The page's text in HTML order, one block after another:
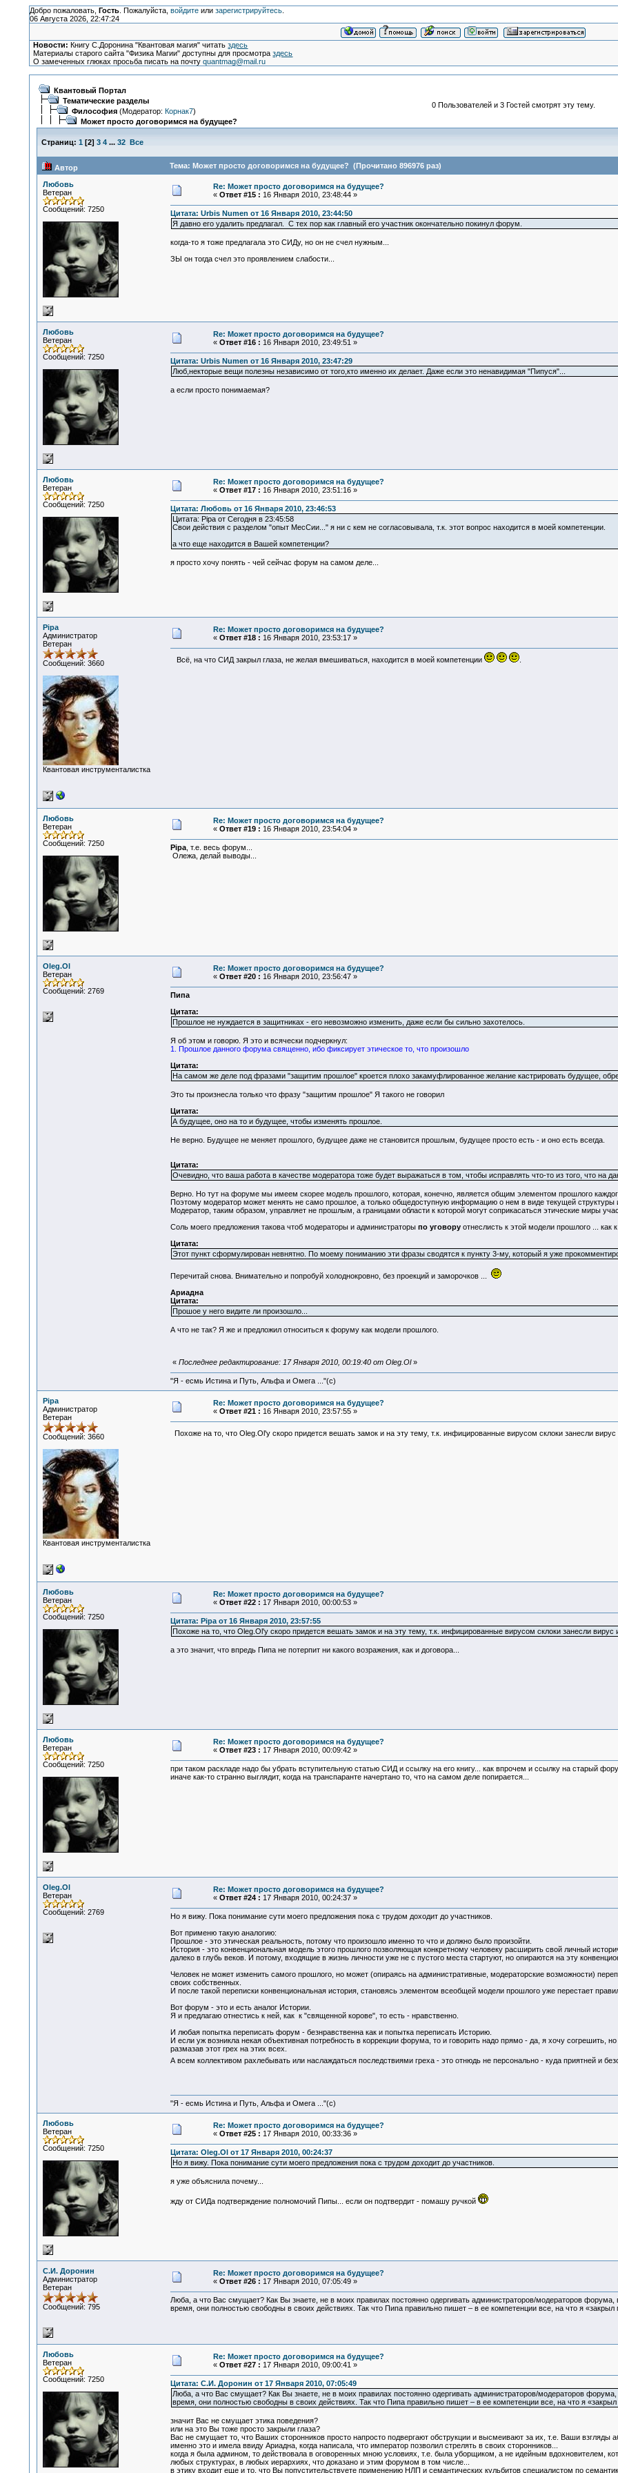
Добро пожаловать, Гость. Пожалуйста, войдитеили зарегистрируйтесь.
06 Августа 2026, 22:47:24
Новости: Книгу С.Доронина "Квантовая магия" читатьздесь
Материалы старого сайта "Физика Магии" доступны для просмотраздесь
О замеченных глюках просьба писать на почтуquantmag@mail.ru
Квантовый Портал
Тематические разделы
Философия(Модератор: Корнак7)
Может просто договоримся на будущее?
0 Пользователей и 3 Гостей смотрят эту тему.
Страниц: 1 [2] 3 4 ... 32 Все
Автор Тема: Может просто договоримся на будущее? (Прочитано 896976 раз)
Любовь
Ветеран
Сообщений: 7250
Re: Может просто договоримся на будущее?
« Ответ #15 : 16 Января 2010, 23:48:44 »
Цитата: Urbis Numen от 16 Января 2010, 23:44:50
Я давно его удалить предлагал. С тех пор как главный его участник окончательно покинул форум.
когда-то я тоже предлагала это СИДу, но он не счел нужным...
ЗЫ он тогда счел это проявлением слабости...
Любовь
Ветеран
Сообщений: 7250
Re: Может просто договоримся на будущее?
« Ответ #16 : 16 Января 2010, 23:49:51 »
Цитата: Urbis Numen от 16 Января 2010, 23:47:29
Люб,некторые вещи полезны независимо от того,кто именно их делает. Даже если это ненавидимая "Пипуся"...
а если просто понимаемая?
Любовь
Ветеран
Сообщений: 7250
Re: Может просто договоримся на будущее?
« Ответ #17 : 16 Января 2010, 23:51:16 »
Цитата: Любовь от 16 Января 2010, 23:46:53
Цитата: Pipa от Сегодня в 23:45:58
Свои действия с разделом "опыт МесСии..." я ни с кем не согласовывала, т.к. этот вопрос находится в моей компетенции.
а что еще находится в Вашей компетенции?
я просто хочу понять - чей сейчас форум на самом деле...
Pipa
Администратор
Ветеран
Сообщений: 3660
Квантовая инструменталистка
Re: Может просто договоримся на будущее?
« Ответ #18 : 16 Января 2010, 23:53:17 »
Всё, на что СИД закрыл глаза, не желая вмешиваться, находится в моей компетенции .
Любовь
Ветеран
Сообщений: 7250
Re: Может просто договоримся на будущее?
« Ответ #19 : 16 Января 2010, 23:54:04 »
Pipa, т.е. весь форум...
Олежа, делай выводы...
Oleg.Ol
Ветеран
Сообщений: 2769
Re: Может просто договоримся на будущее?
« Ответ #20 : 16 Января 2010, 23:56:47 »
Пипа
Цитата:
Прошлое не нуждается в защитниках - его невозможно изменить, даже если бы сильно захотелось.
Я об этом и говорю. Я это и всячески подчеркнул:
1. Прошлое данного форума священно, ибо фиксирует этическое то, что произошло
Цитата:
На самом же деле под фразами "защитим прошлое" кроется плохо закамуфлированное желание кастрировать будущее,
Это ты произнесла только что фразу "защитим прошлое" Я такого не говорил
Цитата:
А будущее, оно на то и будущее, чтобы изменять прошлое.
Не верно. Будущее не меняет прошлого, будущее даже не становится прошлым, будущее просто есть - и оно есть всегда.
Цитата:
Очевидно, что ваша работа в качестве модератора тоже будет выражаться в том, чтобы исправлять что-то из того, что на
Верно. Но тут на форуме мы имеем скорее модель прошлого, которая, конечно, является общим элементом прошлого
Поэтому модератор может менять не само прошлое, а только общедоступную информацию о нем в виде текущей структуры
Модератор, таким образом, управляет не прошлым, а границами области к которой могут соприкасаться этические миры
Соль моего предложения такова чтоб модераторы и администраторы по уговоруотнеслисть к этой модели прошлого ... как
Цитата:
Этот пункт сформулирован невнятно. По моему пониманию эти фразы сводятся к пункту 3-му, который я уже
Перечитай снова. Внимательно и попробуй холоднокровно, без проекций и заморочков ...
Ариадна
Цитата:
Прошое у него видите ли произошло...
А что не так? Я же и предложил относиться к форуму как модели прошлого.
« Последнее редактирование: 17 Января 2010, 00:19:40 от Oleg.Ol»
"Я - есмь Истина и Путь, Альфа и Омега ..."(с)
Pipa
Администратор
Ветеран
Сообщений: 3660
Квантовая инструменталистка
Re: Может просто договоримся на будущее?
« Ответ #21 : 16 Января 2010, 23:57:55 »
Похоже на то, что Oleg.Ol'у скоро придется вешать замок и на эту тему, т.к. инфицированные вирусом склоки занесли
Любовь
Ветеран
Сообщений: 7250
Re: Может просто договоримся на будущее?
« Ответ #22 : 17 Января 2010, 00:00:53 »
Цитата: Pipa от 16 Января 2010, 23:57:55
Похоже на то, что Oleg.Ol'у скоро придется вешать замок и на эту тему, т.к. инфицированные вирусом склоки занесли вирус
а это значит, что впредь Пипа не потерпит ни какого возражения, как и договора...
Любовь
Ветеран
Сообщений: 7250
Re: Может просто договоримся на будущее?
« Ответ #23 : 17 Января 2010, 00:09:42 »
при таком раскладе надо бы убрать вступительную статью СИД и ссылку на его книгу... как впрочем и ссылку на старый
иначе как-то странно выглядит, когда на транспаранте начертано то, что на самом деле попирается...
Oleg.Ol
Ветеран
Сообщений: 2769
Re: Может просто договоримся на будущее?
« Ответ #24 : 17 Января 2010, 00:24:37 »
Но я вижу. Пока понимание сути моего предложения пока с трудом доходит до участников.
Вот применю такую аналогию:
Прошлое - это этическая реальность, потому что произошло именно то что и должно было произойти.
История - это конвенциональная модель этого прошлого позволяющая конкретному человеку расширить свой личный
далеко в глубь веков. И потому, входящие в жизнь личности уже не с пустого места стартуют, но опираются на эту
Человек не может изменить самого прошлого, но может (опираясь на административные, модераторские возможности)
своих собственных.
И после такой переписки конвенциональная история, становясь элементом всеобщей модели прошлого уже перестает
Вот форум - это и есть аналог Истории.
Я и предлагаю отнестись к ней, как к "священной корове", то есть - нравственно.
И любая попытка переписать форум - безнравственна как и попытка переписать Историю.
И если уж возникла некая объективная потребность в коррекции форума, то и говорить надо прямо - да, я хочу согрешить,
размазав этот грех на этих всех.
А всем коллективом рахлебывать или наслаждаться последствиями греха - это отнюдь не персонально - куда приятней и
"Я - есмь Истина и Путь, Альфа и Омега ..."(с)
Любовь
Ветеран
Сообщений: 7250
Re: Может просто договоримся на будущее?
« Ответ #25 : 17 Января 2010, 00:33:36 »
Цитата: Oleg.Ol от 17 Января 2010, 00:24:37
Но я вижу. Пока понимание сути моего предложения пока с трудом доходит до участников.
я уже объяснила почему...
жду от СИДа подтверждение полномочий Пипы... если он подтвердит - помашу ручкой
С.И. Доронин
Администратор
Ветеран
Сообщений: 795
Re: Может просто договоримся на будущее?
« Ответ #26 : 17 Января 2010, 07:05:49 »
Люба, а что Вас смущает? Как Вы знаете, не в моих правилах постоянно одергивать администраторов/модераторов
время, они полностью свободны в своих действиях. Так что Пипа правильно пишет – в ее компетенции все, на что я «закрыл
Любовь
Ветеран
Сообщений: 7250
Re: Может просто договоримся на будущее?
« Ответ #27 : 17 Января 2010, 09:00:41 »
Цитата: С.И. Доронин от 17 Января 2010, 07:05:49
Люба, а что Вас смущает? Как Вы знаете, не в моих правилах постоянно одергивать администраторов/модераторов
время, они полностью свободны в своих действиях. Так что Пипа правильно пишет – в ее компетенции все, на что я
значит Вас не смущает этика поведения?
или на это Вы тоже просто закрыли глаза?
Вас не смущает то, что Ваших сторонников просто напросто подвергают обструкции и высмеивают за их, т.е. Ваши взгляды
именно это и имела ввиду Ариадна, когда написала, что император позволил стрелять в своих сторонников...
когда я была админом, то действовала в оговоренных мною условиях, т.е. была уборщиком, а не идейным вдохновителем,
любых структурах, в любых иерархиях, что доказано и этим форумом в том числе...
в этику входит еще и то, что Вы попустительствуете применению НЛП и семантических кульбитов специалистом по